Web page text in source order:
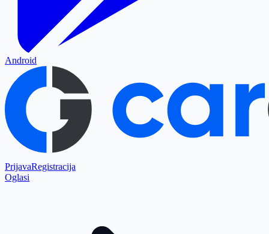
Android
PrijavaRegistracija
Oglasi